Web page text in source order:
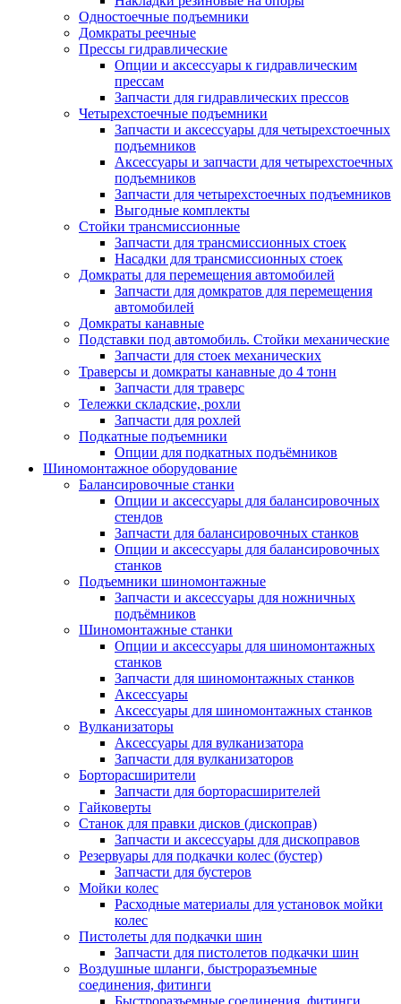
Одностоечные подъемники
Домкраты реечные
Прессы гидравлические
Опции и аксессуары к гидравлическим
прессам
Запчасти для гидравлических прессов
Четырехстоечные подъемники
Запчасти и аксессуары для четырехстоечных
подъемников
Аксессуары и запчасти для четырехстоечных
подъемников
Запчасти для четырехстоечных подъемников
Выгодные комплекты
Стойки трансмиссионные
Запчасти для трансмиссионных стоек
Насадки для трансмиссионных стоек
Домкраты для перемещения автомобилей
Запчасти для домкратов для перемещения
автомобилей
Домкраты канавные
Подставки под автомобиль. Стойки механические
Запчасти для стоек механических
Траверсы и домкраты канавные до 4 тонн
Запчасти для траверс
Тележки складские, рохли
Запчасти для рохлей
Подкатные подъемники
Опции для подкатных подъёмников
Шиномонтажное оборудование
Балансировочные станки
Опции и аксессуары для балансировочных
стендов
Запчасти для балансировочных станков
Опции и аксессуары для балансировочных
станков
Подъемники шиномонтажные
Запчасти и аксессуары для ножничных
подъёмников
Шиномонтажные станки
Опции и аксессуары для шиномонтажных
станков
Запчасти для шиномонтажных станков
Аксессуары
Аксессуары для шиномонтажных станков
Вулканизаторы
Аксессуары для вулканизатора
Запчасти для вулканизаторов
Борторасширители
Запчасти для борторасширителей
Гайковерты
Станок для правки дисков (дископрав)
Запчасти и аксессуары для дископравов
Резервуары для подкачки колес (бустер)
Запчасти для бустеров
Мойки колес
Расходные материалы для установок мойки
колес
Пистолеты для подкачки шин
Запчасти для пистолетов подкачки шин
Воздушные шланги, быстроразъемные
соединения, фитинги
Быстроразъемные соединения, фитинги